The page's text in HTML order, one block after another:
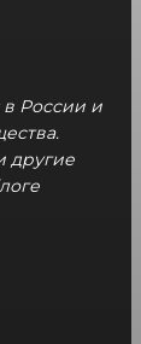
России и
другие